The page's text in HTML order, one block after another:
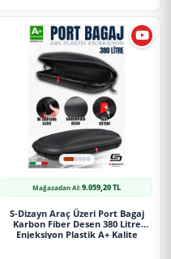
Mağazadan Al:9.059,20 TL
S-Dizayn Araç Üzeri Port Bagaj
Karbon Fiber Desen 380 Litre
Enjeksiyon Plastik A+ Kalite